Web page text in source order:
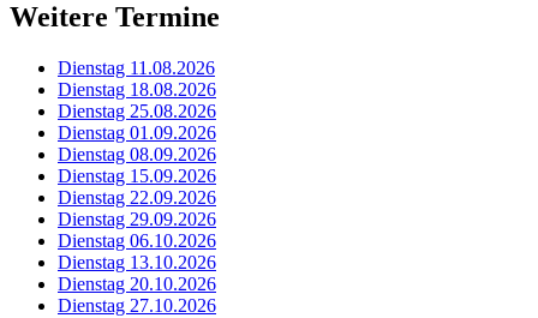
Weitere Termine
Dienstag 11.08.2026
Dienstag 18.08.2026
Dienstag 25.08.2026
Dienstag 01.09.2026
Dienstag 08.09.2026
Dienstag 15.09.2026
Dienstag 22.09.2026
Dienstag 29.09.2026
Dienstag 06.10.2026
Dienstag 13.10.2026
Dienstag 20.10.2026
Dienstag 27.10.2026